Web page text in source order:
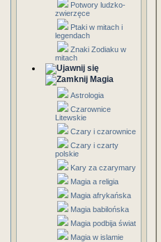
Potwory ludzko-
zwierzęce
Ptaki w mitach i
legendach
Znaki Zodiaku w
mitach
Magia
Astrologia
Czarownice
Litewskie
Czary i czarownice
Czary i czarty
polskie
Kary za czarymary
Magia a religia
Magia afrykańska
Magia babilońska
Magia podbija świat
Magia w islamie